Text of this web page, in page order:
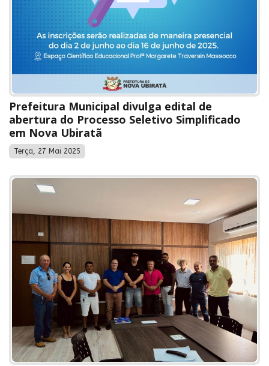
Prefeitura Municipal divulga edital de
abertura do Processo Seletivo Simplificado
em Nova Ubiratã
Terça, 27 Mai 2025